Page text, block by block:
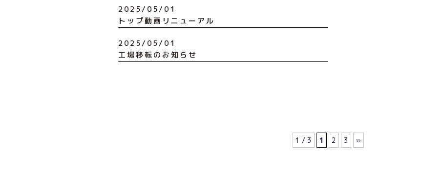
2025/05/01
トップ動画リニューアル
2025/05/01
工場移転のお知らせ
1 / 3 1 2 3 »